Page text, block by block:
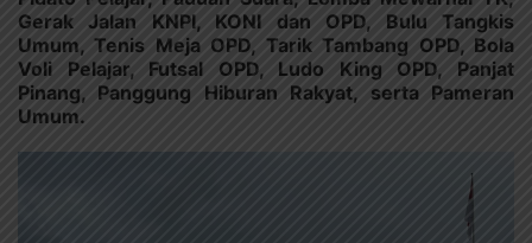
Gerak Jalan KNPI, KONI dan OPD, Bulu Tangkis
Umum, Tenis Meja OPD, Tarik Tambang OPD, Bola
Voli Pelajar, Futsal OPD, Ludo King OPD, Panjat
Pinang, Panggung Hiburan Rakyat, serta Pameran
Umum.